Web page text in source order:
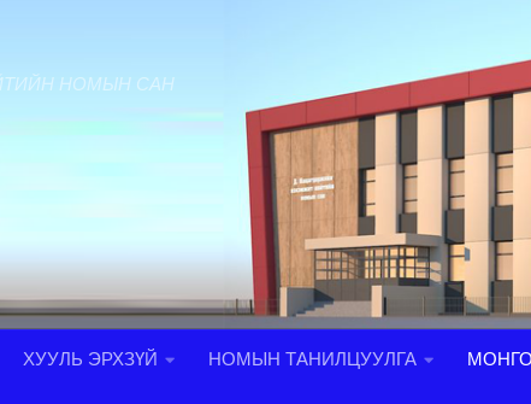
НОМЫН САН
ХУУЛЬ ЭРХЗҮЙ НОМЫН ТАНИЛЦУУЛГА